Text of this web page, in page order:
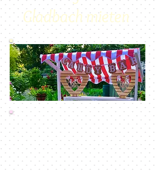
Gladbach mieten